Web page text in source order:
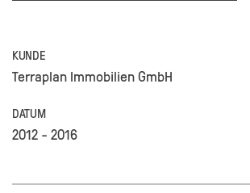
KUNDE
Terraplan Immobilien GmbH
DATUM
2012 - 2016